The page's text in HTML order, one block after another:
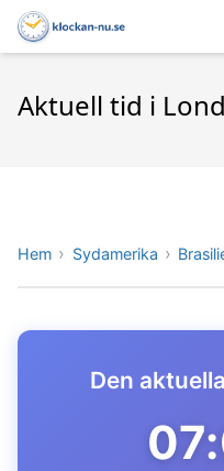
Aktuell tid i
Hem Sydamerika
Den